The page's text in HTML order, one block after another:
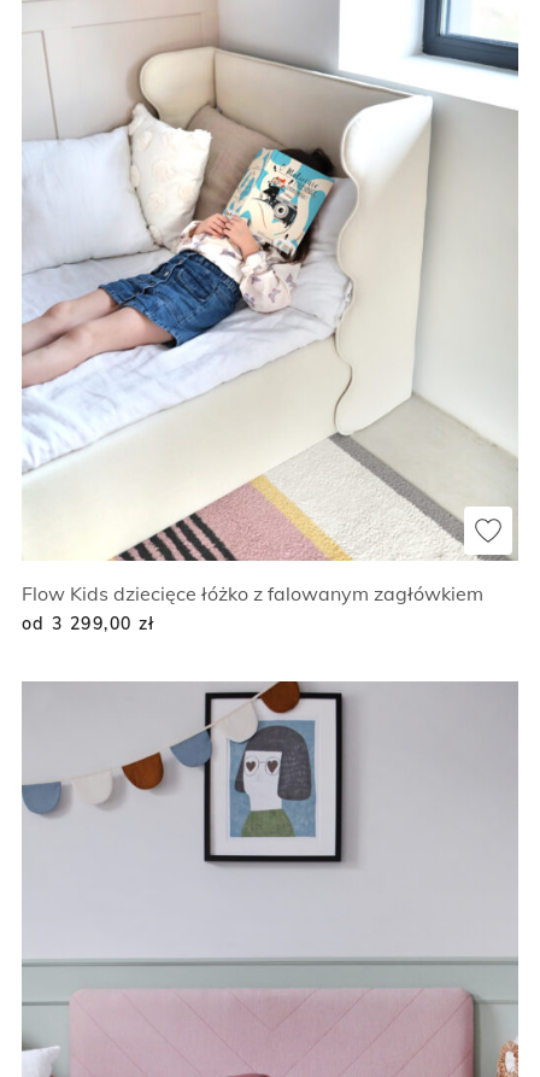
Flow Kids dziecięce łóżko z falowanym zagłówkiem
od 3 299,00 zł